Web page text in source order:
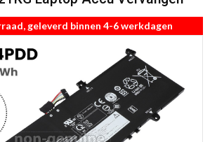
geleverd binnen 4-6 werkdagen